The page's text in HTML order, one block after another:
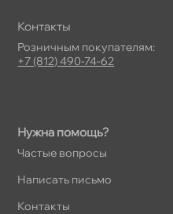
Нужна помощь?
Частые вопросы
Написать письмо
Контакты
Контакты
Розничным покупателям:
+7 (812) 490-74-62